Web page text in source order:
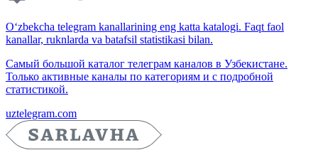
O‘zbekcha telegram kanallarining eng katta katalogi. Faqt faol
kanallar, ruknlarda va batafsil statistikasi bilan.
Самый большой каталог телеграм каналов в Узбекистане.
Только активные каналы по категориям и с подробной
статистикой.
uztelegram.com